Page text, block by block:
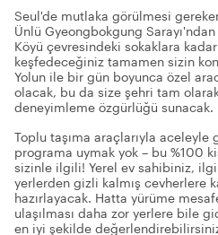
Seul'de mutlaka görülmesi
Ünlü Gyeongbokgung
Köyü çevresindeki sokaklara
keşfedeceğiniz tamamen sizin
Yolun ile bir gün boyunca özel
olacak, bu da size şehri tam
deneyimleme özgürlüğü sunacak.
Toplu taşıma araçlarıyla
programa uymak yok – bu %100
sizinle ilgili! Yerel ev sahibiniz, ilgi
yerlerden gizli kalmış cevherlere
hazırlayacak. Hatta yürüme
ulaşılması daha zor yerlere bile
en iyi şekilde